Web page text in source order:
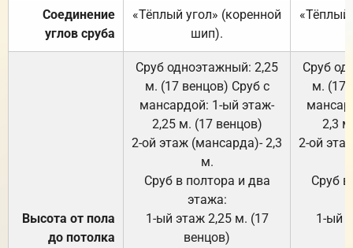
Соединение
углов сруба
«Тёплый угол» (коренной
шип).
«Тёплый
Высота от пола
до потолка
Сруб одноэтажный: 2,25
м. (17 венцов) Сруб с
мансардой: 1-ый этаж-
2,25 м. (17 венцов)
2-ой этаж (мансарда)- 2,3
м.
Сруб в полтора и два
этажа:
1-ый этаж 2,25 м. (17
венцов)
Сруб
м. (17
2,3
2-ой
Сруб
1-ый